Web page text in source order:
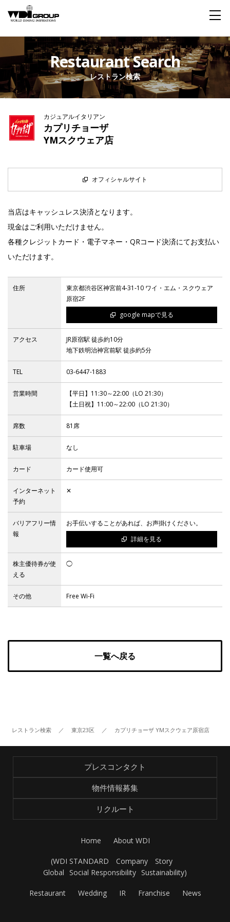
Home
About WDI
WDI STANDARD
私たちが大切にするもの
Company
企業概要
Social Responsibility
Restaurant
Wedding
投資家の皆様へ
IRライブラリー 株式情報 電子公告
よくあるご質問 IRお問い合わせ
Franchise
Recruit
JP EN
Restaurant Search
レストラン検索
カジュアルイタリアン
カプリチョーザ
YMスクウェア店
オフィシャルサイト
当店はキャッシュレス決済となります。
現金はご利用いただけません。
各種クレジットカード・電子マネー・QRコード決済にてお支払い
いただけます。
住所
東京都渋谷区神宮前4‐31‐10 ワイ・エム・スクウェア
原宿2F
google mapで見る
アクセス
JR原宿駅 徒歩約10分
地下鉄明治神宮前駅 徒歩約5分
TEL 03-6447-1883
営業時間
【平日】11:30～22:00（LO 21:30）
【土日祝】11:00～22:00（LO 21:30）
席数 81席
駐車場 なし
カード カード使用可
インターネット
予約
✕
バリアフリー情
報
お手伝いすることがあれば、お声掛けください。
詳細を見る
株主優待券が使
える
◯
その他 Free Wi-Fi
一覧へ戻る
レストラン検索 ／ 東京23区 ／ カプリチョーザ YMスクウェア原宿店
プレスコンタクト
物件情報募集
リクルート
Home About WDI
(WDI STANDARD Company
Story
Global Social Responsibility Sustainability)
Restaurant Wedding IR Franchise News